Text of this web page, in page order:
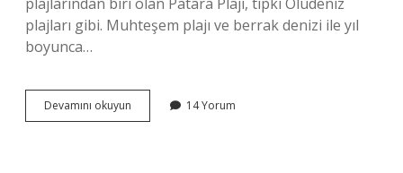
plajları gibi. Muhteşem plajı ve berrak denizi ile yıl
boyunca…
Devamını okuyun
Plajı
14 Yorum